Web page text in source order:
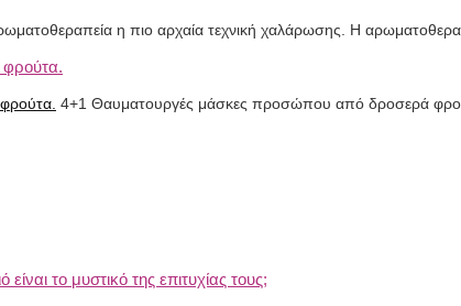
η πιο αρχαία τεχνική χαλάρωσης. Η
4+1 Θαυματουργές μάσκες προσώπου από δροσερά
το μυστικό της επιτυχίας τους;